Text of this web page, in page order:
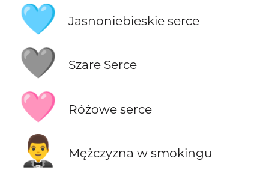
🩵 Jasnoniebieskie serce
🩶 Szare Serce
🩷 Różowe serce
🤵‍♂️ Mężczyzna w smokingu